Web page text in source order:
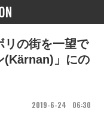
2019 6 24 06 30
リの街を一望で
(Kärnan)」にの